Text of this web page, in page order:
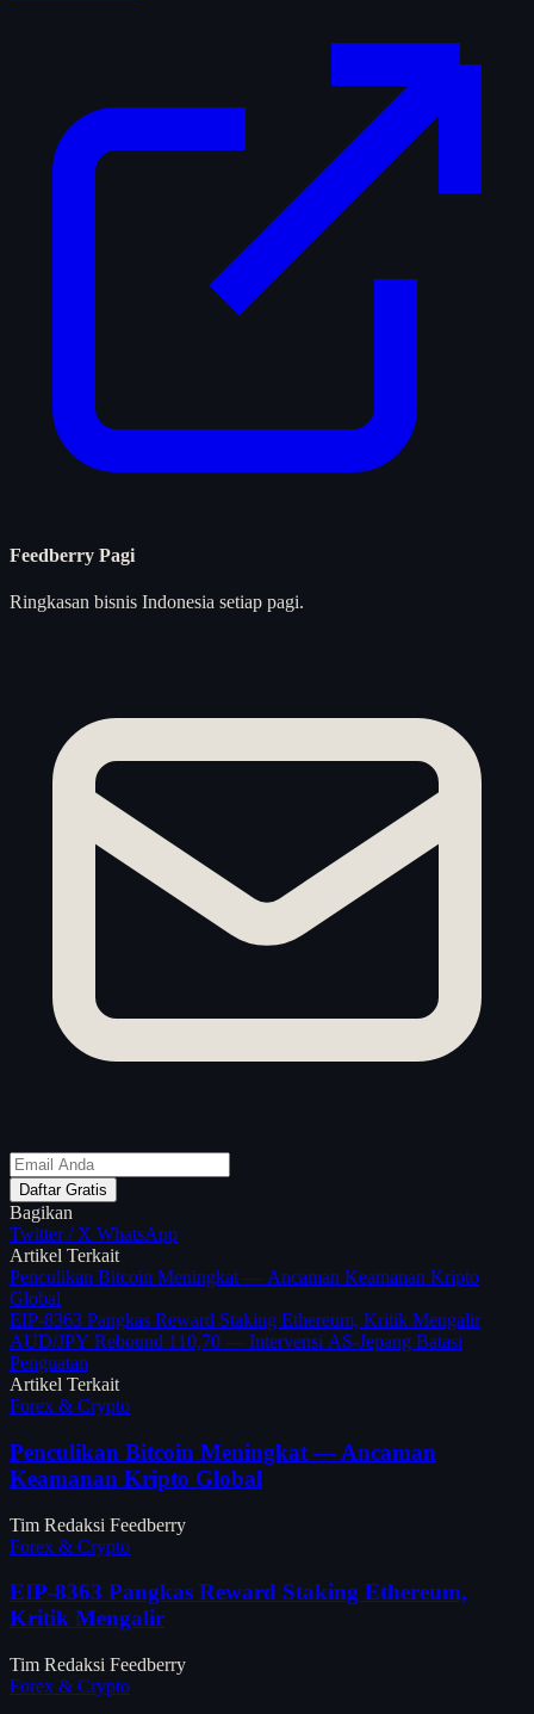
Feedberry Pagi
Ringkasan bisnis Indonesia setiap pagi.
Daftar Gratis
Bagikan
Twitter / X WhatsApp
Artikel Terkait
Penculikan Bitcoin Meningkat — Ancaman Keamanan Kripto
Global
EIP-8363 Pangkas Reward Staking Ethereum, Kritik Mengalir
AUD/JPY Rebound 110,70 — Intervensi AS-Jepang Batasi
Penguatan
Artikel Terkait
Forex & Crypto
Penculikan Bitcoin Meningkat — Ancaman
Keamanan Kripto Global
Tim Redaksi Feedberry
Forex & Crypto
EIP-8363 Pangkas Reward Staking Ethereum,
Kritik Mengalir
Tim Redaksi Feedberry
Forex & Crypto